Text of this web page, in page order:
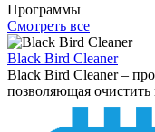
Программы
Смотреть все
Black Bird Cleaner
Black Bird Cleaner –
позволяющая